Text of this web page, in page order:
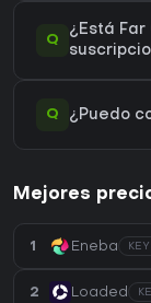
Q
¿Está Far
Q ¿Puedo
Mejores
1 Eneba
2 Loaded